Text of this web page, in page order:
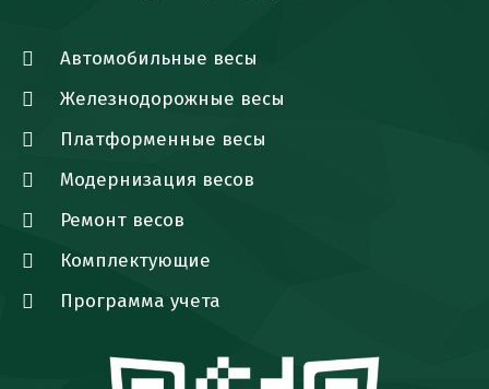
Автомобильные весы
Железнодорожные весы
Платформенные весы
Модернизация весов
Ремонт весов
Комплектующие
Программа учета